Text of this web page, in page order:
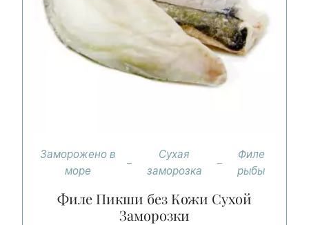
Заморожено в
море
Сухая
заморозка
Филе
рыбы
Филе Пикши без Кожи Сухой
Заморозки